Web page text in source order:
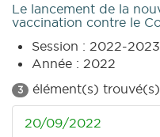
Le lancement de la
vaccination contre le
Session : 2022-2023
Année : 2022
3 élément(s)
20/09/2022